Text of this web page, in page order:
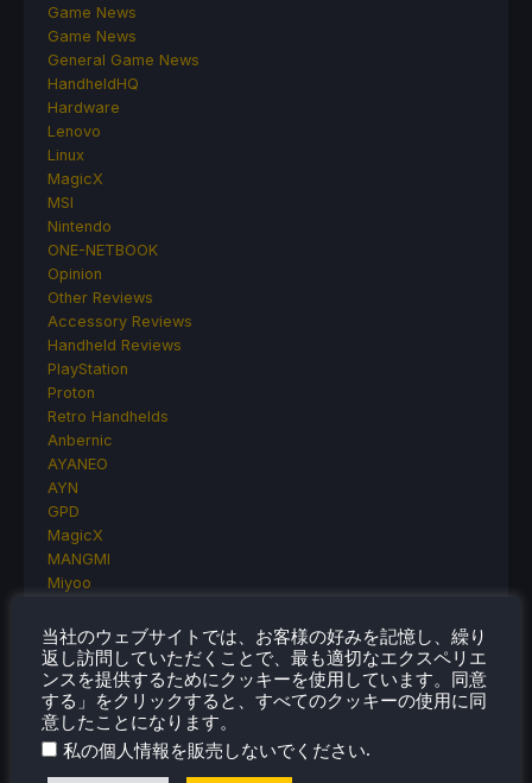
Game News
Game News
General Game News
HandheldHQ
Hardware
Lenovo
Linux
MagicX
MSI
Nintendo
ONE-NETBOOK
Opinion
Other Reviews
Accessory Reviews
Handheld Reviews
PlayStation
Proton
Retro Handhelds
Anbernic
AYANEO
AYN
GPD
MagicX
MANGMI
Miyoo
Rumors
TrimUI
SDHQ
Steam
Steam Controller
Steam Frame
当社のウェブサイトでは、お客様の好みを記憶し、繰り
返し訪問していただくことで、最も適切なエクスペリエ
ンスを提供するためにクッキーを使用しています。同意
する」をクリックすると、すべてのクッキーの使用に同
意したことになります。
私の個人情報を販売しないでください.